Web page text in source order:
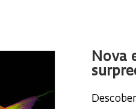
Nova